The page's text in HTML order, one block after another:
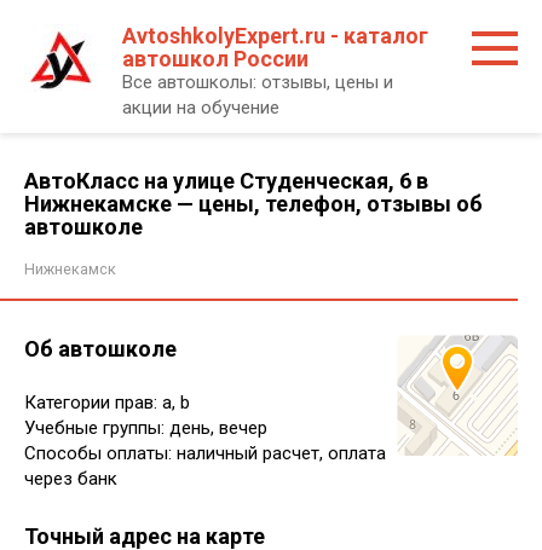
контенту
AvtoshkolyExpert.ru - каталог
автошкол России
Все автошколы: отзывы, цены и
акции на обучение
АвтоКласс на улице Студенческая, 6 в
Нижнекамске — цены, телефон, отзывы об
автошколе
Нижнекамск
Об автошколе
Категории прав: a, b
Учебные группы: день, вечер
Способы оплаты: наличный расчет, оплата
через банк
Точный адрес на карте